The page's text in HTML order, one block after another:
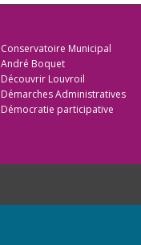
Conservatoire Municipal
André Boquet
Découvrir Louvroil
Démarches Administratives
Démocratie participative